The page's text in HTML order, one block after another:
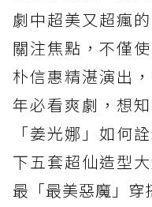
劇中超美又超瘋
關注焦點，不僅
朴信惠精湛演出
年必看爽劇，想
「姜光娜」如何
下五套超仙造型
最「最美惡魔」穿